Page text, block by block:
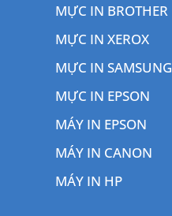
MỰC IN BROTHER
MỰC IN XEROX
MỰC IN SAMSUNG
MỰC IN EPSON
MÁY IN EPSON
MÁY IN CANON
MÁY IN HP